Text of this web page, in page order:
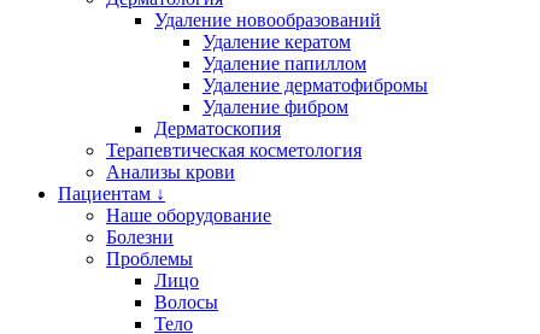
Удаление новообразований
Удаление кератом
Удаление папиллом
Удаление дерматофибромы
Удаление фибром
Дерматоскопия
Терапевтическая косметология
Анализы крови
Пациентам ↓
Наше оборудование
Болезни
Проблемы
Лицо
Волосы
Тело